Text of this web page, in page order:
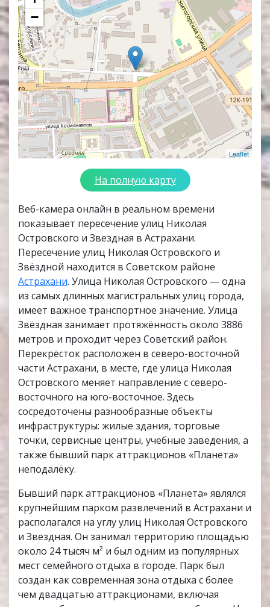
−
Leaflet
На полную карту
Веб-камера онлайн в реальном времени
показывает пересечение улиц Николая
Островского и Звездная в Астрахани.
Пересечение улиц Николая Островского и
Звёздной находится в Советском районе
Астрахани. Улица Николая Островского — одна
из самых длинных магистральных улиц города,
имеет важное транспортное значение. Улица
Звёздная занимает протяжённость около 3886
метров и проходит через Советский район.
Перекрёсток расположен в северо-восточной
части Астрахани, в месте, где улица Николая
Островского меняет направление с северо-
восточного на юго-восточное. Здесь
сосредоточены разнообразные объекты
инфраструктуры: жилые здания, торговые
точки, сервисные центры, учебные заведения, а
также бывший парк аттракционов «Планета»
неподалёку.
Бывший парк аттракционов «Планета» являлся
крупнейшим парком развлечений в Астрахани и
располагался на углу улиц Николая Островского
и Звездная. Он занимал территорию площадью
около 24 тысяч м² и был одним из популярных
мест семейного отдыха в городе. Парк был
создан как современная зона отдыха с более
чем двадцатью аттракционами, включая